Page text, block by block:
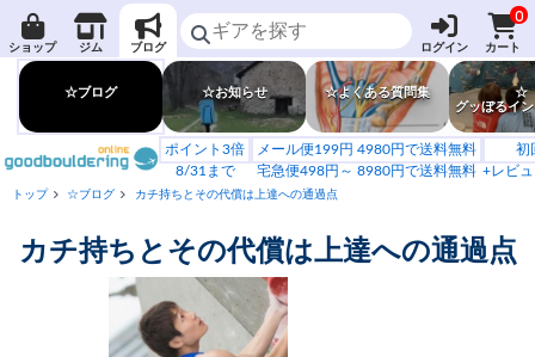
ショップ ジム ブログ ログイン
0
カート
☆ブログ ☆お知らせ ☆よくある質問集
☆
グッぼるイ
ポイント3倍
8/31まで
メール便199円 4980円で送料無料
宅急便498円～ 8980円で送料無料
初
+レビ
トップ ☆ブログ カチ持ちとその代償は上達への通過点
カチ持ちとその代償は上達への通過点